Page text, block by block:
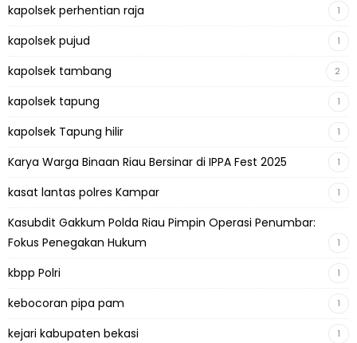
kapolsek perhentian raja 1
kapolsek pujud 1
kapolsek tambang 2
kapolsek tapung 1
kapolsek Tapung hilir 1
Karya Warga Binaan Riau Bersinar di IPPA Fest 2025 1
kasat lantas polres Kampar 1
Kasubdit Gakkum Polda Riau Pimpin Operasi Penumbar:
Fokus Penegakan Hukum
1
kbpp Polri 1
kebocoran pipa pam 1
kejari kabupaten bekasi 1